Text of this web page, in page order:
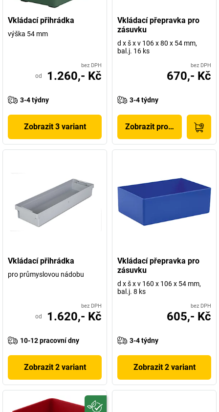
Vkládací přihrádka
výška 54 mm
bez DPH
od 1.260,- Kč
3-4 týdny
Zobrazit 3 variant
Vkládací přepravka pro
zásuvku
d x š x v 106 x 80 x 54 mm,
bal.j. 16 ks
bez DPH
670,- Kč
3-4 týdny
Zobrazit produkt
Vkládací přihrádka
pro průmyslovou nádobu
bez DPH
od 1.620,- Kč
10-12 pracovní dny
Zobrazit 2 variant
Vkládací přepravka pro
zásuvku
d x š x v 160 x 106 x 54 mm,
bal.j. 8 ks
bez DPH
605,- Kč
3-4 týdny
Zobrazit 2 variant